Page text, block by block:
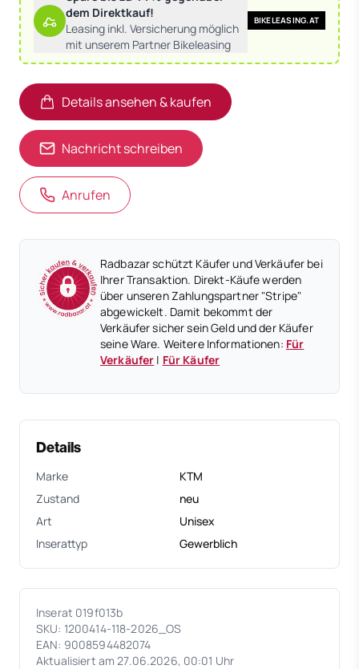
dem Direktkauf!
Leasing inkl. Versicherung möglich
mit unserem Partner Bikeleasing
BIKELEASING.AT
Details ansehen & kaufen
(öffnet in neuem Tab)
(öffnet in neuem Tab)
Nachricht schreiben
Anrufen
Radbazar schützt Käufer und Verkäufer bei
Ihrer Transaktion. Direkt-Käufe werden
über unseren Zahlungspartner "Stripe"
abgewickelt. Damit bekommt der
Verkäufer sicher sein Geld und der Käufer
seine Ware. Weitere Informationen: Für
Verkäufer | Für Käufer
Details
Marke
KTM
Zustand
neu
Art
Unisex
Inserattyp
Gewerblich
Inserat 019f013b
SKU: 1200414-118-2026_OS
EAN: 9008594482074
Aktualisiert am 27.06.2026, 00:01 Uhr